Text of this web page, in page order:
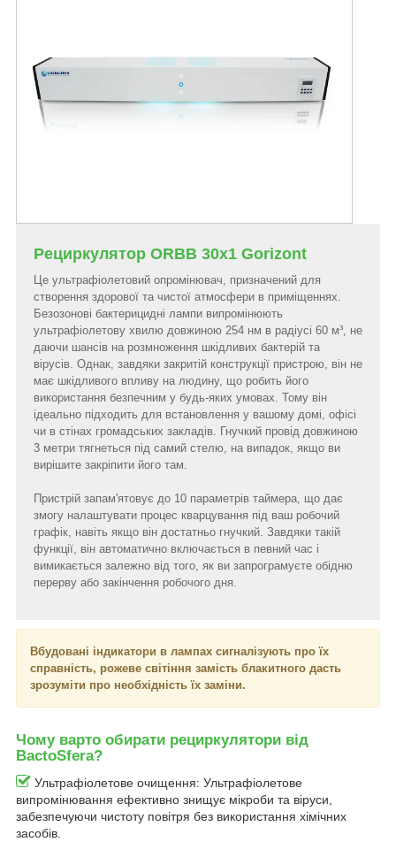
Рециркулятор ORBB 30x1 Gorizont
Це ультрафіолетовий опромінювач, призначений для
створення здорової та чистої атмосфери в приміщеннях.
Безозонові бактерицидні лампи випромінюють
ультрафіолетову хвилю довжиною 254 нм в радіусі 60 м³, не
даючи шансів на розмноження шкідливих бактерій та
вірусів. Однак, завдяки закритій конструкції пристрою, він не
має шкідливого впливу на людину, що робить його
використання безпечним у будь-яких умовах. Тому він
ідеально підходить для встановлення у вашому домі, офісі
чи в стінах громадських закладів. Гнучкий провід довжиною
3 метри тягнеться під самий стелю, на випадок, якщо ви
вирішите закріпити його там.
Пристрій запам'ятовує до 10 параметрів таймера, що дає
змогу налаштувати процес кварцування під ваш робочий
графік, навіть якщо він достатньо гнучкий. Завдяки такій
функції, він автоматично включається в певний час і
вимикається залежно від того, як ви запрограмуєте обідню
перерву або закінчення робочого дня.
Вбудовані індикатори в лампах сигналізують про їх
справність, рожеве світіння замість блакитного дасть
зрозуміти про необхідність їх заміни.
Чому варто обирати рециркулятори від
BactoSfera?
Ультрафіолетове очищення: Ультрафіолетове
випромінювання ефективно знищує мікроби та віруси,
забезпечуючи чистоту повітря без використання хімічних
засобів.